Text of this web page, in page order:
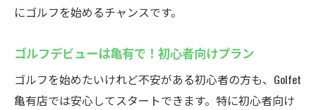
仕事とゴルフを両立させる効率的な時間管
忙しい方でも無理なく通えるサポート体制
効率的なゴルフレッスンGolfet亀有店の魅力を徹
底解説
にゴルフを始めるチャンスです。
ゴルフデビューは亀有で！初心者向けプラン
ゴルフを始めたいけれど不安がある初心者の方も、Golfet
亀有店では安心してスタートできます。特に初心者向け